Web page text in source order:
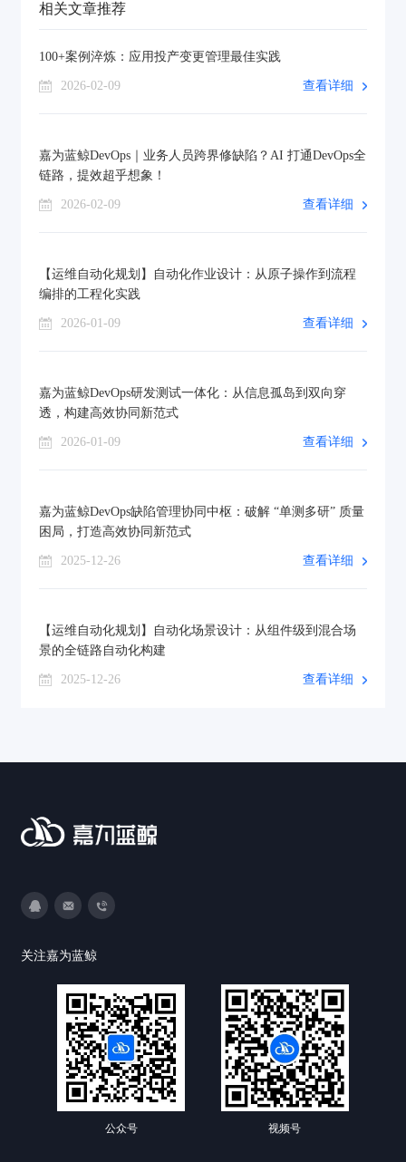
相关文章推荐
100+案例淬炼：应用投产变更管理最佳实践
2026-02-09 查看详细
嘉为蓝鲸DevOps｜业务人员跨界修缺陷？AI 打通DevOps全
链路，提效超乎想象！
2026-02-09 查看详细
【运维自动化规划】自动化作业设计：从原子操作到流程
编排的工程化实践
2026-01-09 查看详细
嘉为蓝鲸DevOps研发测试一体化：从信息孤岛到双向穿
透，构建高效协同新范式
2026-01-09 查看详细
嘉为蓝鲸DevOps缺陷管理协同中枢：破解 “单测多研” 质量
困局，打造高效协同新范式
2025-12-26 查看详细
【运维自动化规划】自动化场景设计：从组件级到混合场
景的全链路自动化构建
2025-12-26 查看详细
关注嘉为蓝鲸
公众号 视频号